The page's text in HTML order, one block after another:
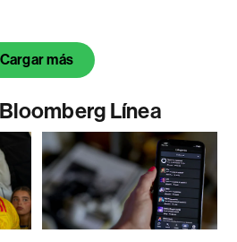
Cargar más
Línea